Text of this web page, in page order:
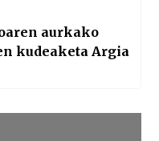
aurkako
kudeaketa Argia